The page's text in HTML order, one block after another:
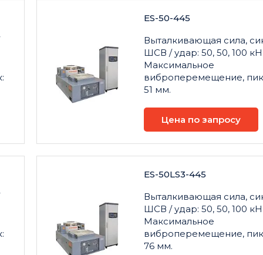
ES-50-445
Выталкивающая сила,
ШСВ / удар: 50, 50, 100
Максимальное
виброперемещение,
51 мм.
Цена по запросу
ES-50LS3-445
Выталкивающая сила,
ШСВ / удар: 50, 50, 100
Максимальное
виброперемещение,
76 мм.